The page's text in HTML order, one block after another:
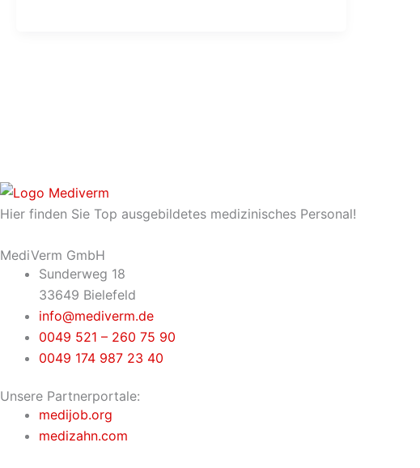
Hier finden Sie Top ausgebildetes medizinisches Personal!
MediVerm GmbH
Sunderweg 18
33649 Bielefeld
info@mediverm.de
0049 521 – 260 75 90
0049 174 987 23 40
Unsere Partnerportale:
medijob.org
medizahn.com